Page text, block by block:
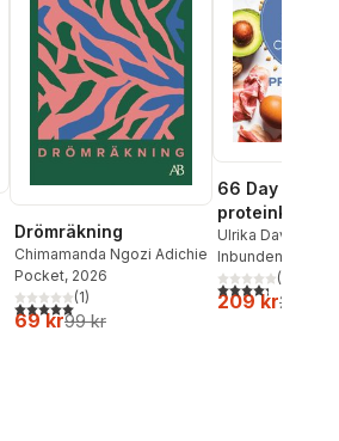
röster:
Drömräkning
Chimamanda Ngozi Adichie
Pocket, 2026
5,0utav 5 stjärnor. Totalt antal röster:
(1)
69 kr99 kr
66 Day
proteinkost
Ulrika Davidsson
Inbunden
4,3utav 5(
209 kr259 kr